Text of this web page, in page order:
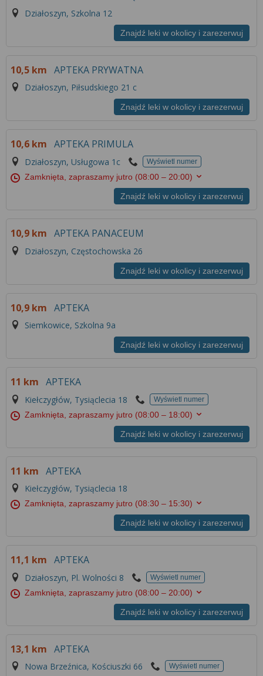
Działoszyn, Szkolna 12
Znajdź leki w okolicy i zarezerwuj
10,5 km APTEKA PRYWATNA
Działoszyn, Piłsudskiego 21 c
Znajdź leki w okolicy i zarezerwuj
10,6 km APTEKA PRIMULA
Działoszyn, Usługowa 1c Wyświetl numer
Zamknięta, zapraszamy jutro (08:00 – 20:00)
Znajdź leki w okolicy i zarezerwuj
10,9 km APTEKA PANACEUM
Działoszyn, Częstochowska 26
Znajdź leki w okolicy i zarezerwuj
10,9 km APTEKA
Siemkowice, Szkolna 9a
Znajdź leki w okolicy i zarezerwuj
11 km APTEKA
Kiełczygłów, Tysiąclecia 18 Wyświetl numer
Zamknięta, zapraszamy jutro (08:00 – 18:00)
Znajdź leki w okolicy i zarezerwuj
11 km APTEKA
Kiełczygłów, Tysiąclecia 18
Zamknięta, zapraszamy jutro (08:30 – 15:30)
Znajdź leki w okolicy i zarezerwuj
11,1 km APTEKA
Działoszyn, Pl. Wolności 8 Wyświetl numer
Zamknięta, zapraszamy jutro (08:00 – 20:00)
Znajdź leki w okolicy i zarezerwuj
13,1 km APTEKA
Nowa Brzeźnica, Kościuszki 66 Wyświetl numer